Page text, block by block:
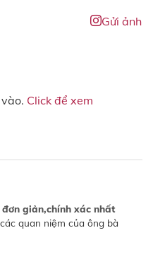
Gửi ảnh
Click để xem
giản,chính xác nhất
quan niệm của ông bà